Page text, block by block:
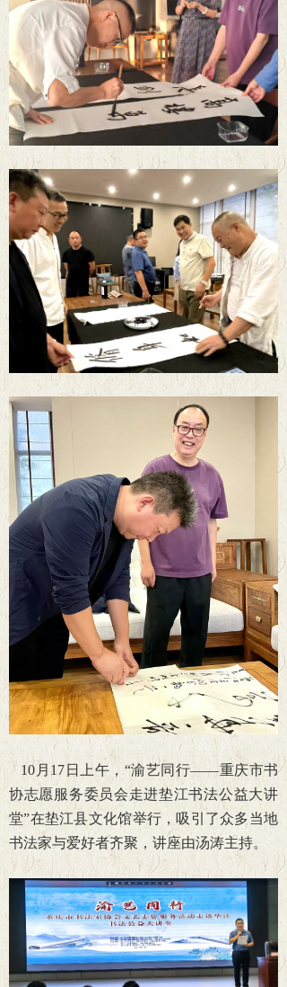
10 月17日上午，“渝艺同行——重庆市书
协志愿服务委员会走进垫江书法公益大讲
堂”在垫江县文化馆举行，吸引了众多当地
书法家与爱好者齐聚，讲座由汤涛主持。